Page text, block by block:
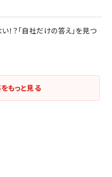
？「自社だけの答え」を見つ
もっと見る